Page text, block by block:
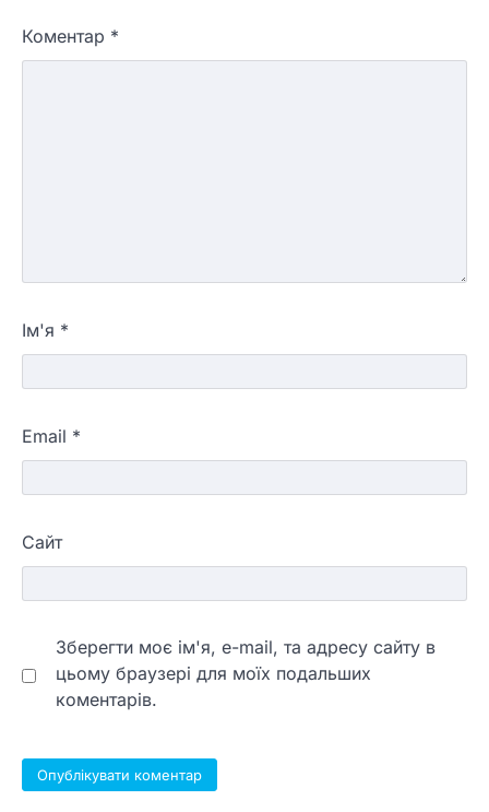
Коментар *
Ім'я *
Email *
Сайт
Зберегти моє ім'я, e-mail, та адресу сайту в
цьому браузері для моїх подальших
коментарів.